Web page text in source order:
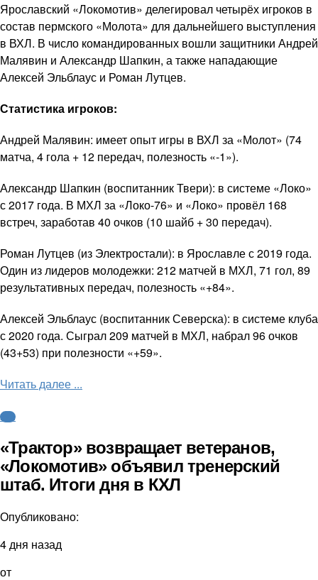
Ярославский «Локомотив» делегировал четырёх игроков в
состав пермского «Молота» для дальнейшего выступления
в ВХЛ. В число командированных вошли защитники Андрей
Малявин и Александр Шапкин, а также нападающие
Алексей Эльблаус и Роман Лутцев.
Статистика игроков:
Андрей Малявин: имеет опыт игры в ВХЛ за «Молот» (74
матча, 4 гола + 12 передач, полезность «-1»).
Александр Шапкин (воспитанник Твери): в системе «Локо»
с 2017 года. В МХЛ за «Локо-76» и «Локо» провёл 168
встреч, заработав 40 очков (10 шайб + 30 передач).
Роман Лутцев (из Электростали): в Ярославле с 2019 года.
Один из лидеров молодежки: 212 матчей в МХЛ, 71 гол, 89
результативных передач, полезность «+84».
Алексей Эльблаус (воспитанник Северска): в системе клуба
с 2020 года. Сыграл 209 матчей в МХЛ, набрал 96 очков
(43+53) при полезности «+59».
Читать далее ...
КХЛ
«Трактор» возвращает ветеранов,
«Локомотив» объявил тренерский
штаб. Итоги дня в КХЛ
Опубликовано:
4 дня назад
от